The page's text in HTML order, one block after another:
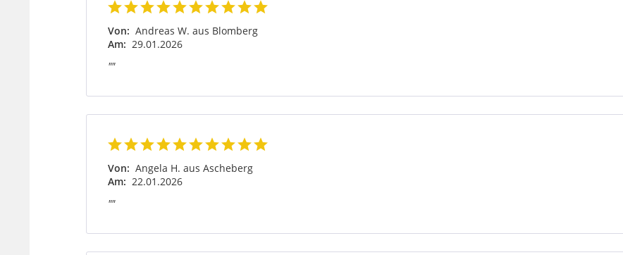
Von: Andreas W. aus Blomberg
Am: 29.01.2026
""
Von: Angela H. aus Ascheberg
Am: 22.01.2026
""